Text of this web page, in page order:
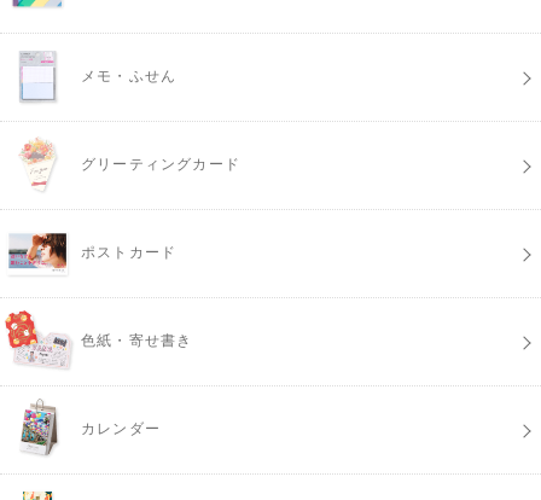
メモ・ふせん
グリーティングカード
ポストカード
色紙・寄せ書き
カレンダー